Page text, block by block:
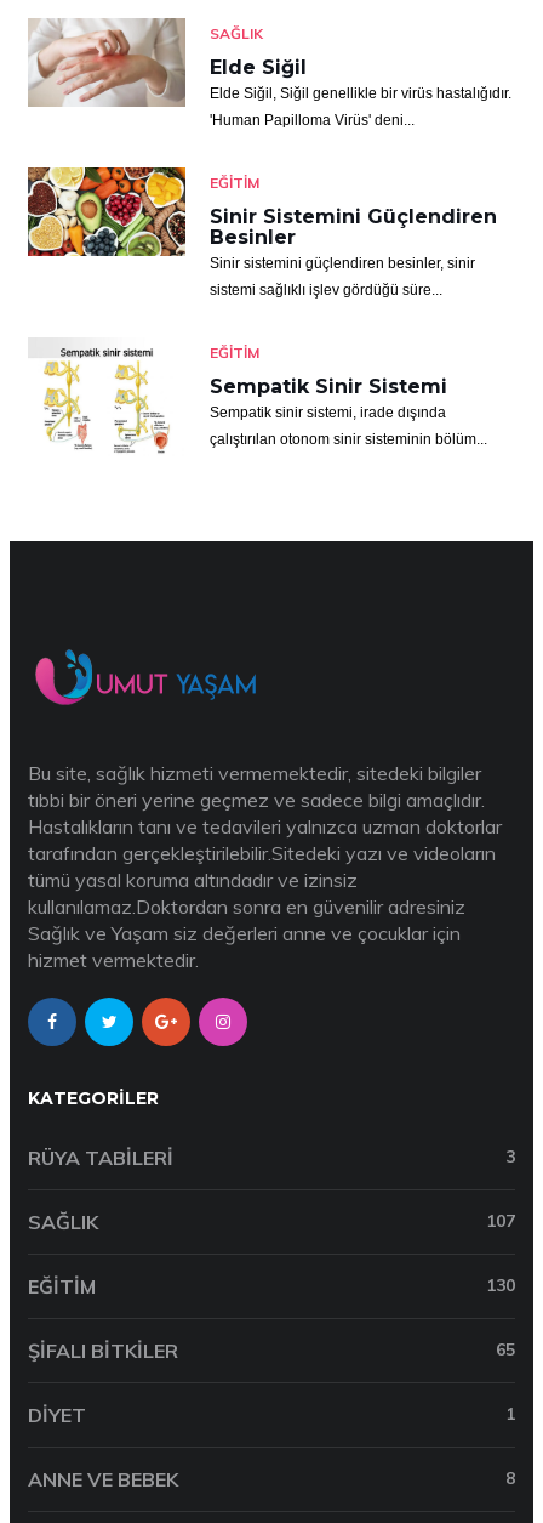
SAĞLIK
Elde Siğil
Elde Siğil, Siğil genellikle bir virüs hastalığıdır.
'Human Papilloma Virüs' deni...
EĞITIM
Sinir Sistemini Güçlendiren
Besinler
Sinir sistemini güçlendiren besinler, sinir
sistemi sağlıklı işlev gördüğü süre...
EĞITIM
Sempatik Sinir Sistemi
Sempatik sinir sistemi, irade dışında
çalıştırılan otonom sinir sisteminin bölüm...
Bu site, sağlık hizmeti vermemektedir, sitedeki bilgiler
tıbbi bir öneri yerine geçmez ve sadece bilgi amaçlıdır.
Hastalıkların tanı ve tedavileri yalnızca uzman doktorlar
tarafından gerçekleştirilebilir.Sitedeki yazı ve videoların
tümü yasal koruma altındadır ve izinsiz
kullanılamaz.Doktordan sonra en güvenilir adresiniz
Sağlık ve Yaşam siz değerleri anne ve çocuklar için
hizmet vermektedir.
KATEGORILER
RÜYA TABILERI 3
SAĞLIK 107
EĞITIM 130
ŞIFALI BITKILER 65
DIYET 1
ANNE VE BEBEK 8